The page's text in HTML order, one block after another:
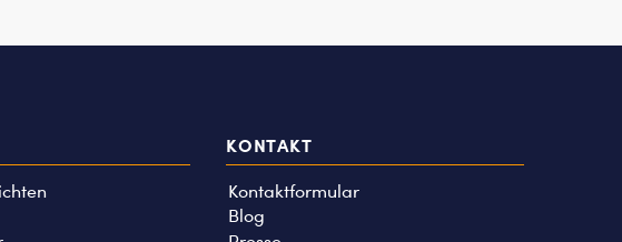
KONTAKT
Kontaktformular
Blog